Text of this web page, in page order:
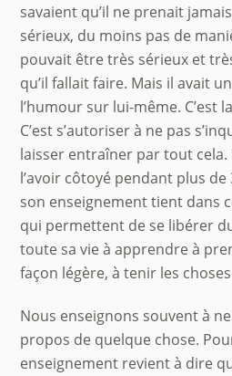
savaient qu’il ne prenait
sérieux, du moins pas de
pouvait être très sérieux et
qu’il fallait faire. Mais il avait
l’humour sur lui-même. C’est
C’est s’autoriser à ne pas
laisser entraîner par tout cela.
l’avoir côtoyé pendant plus
son enseignement tient dans
qui permettent de se libérer
toute sa vie à apprendre à
façon légère, à tenir les
Nous enseignons souvent à
propos de quelque chose.
enseignement revient à dire